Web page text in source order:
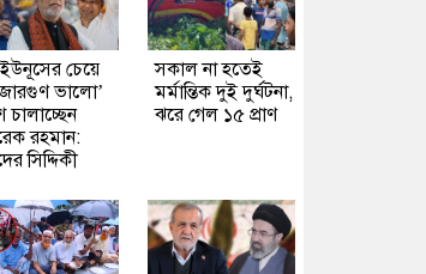
চেয়ে
ভালো’
চালাচ্ছেন
রহমান:
সিদ্দিকী
সকাল না হতেই
মর্মান্তিক দুই দুর্ঘটনা,
ঝরে গেল ১৫ প্রাণ